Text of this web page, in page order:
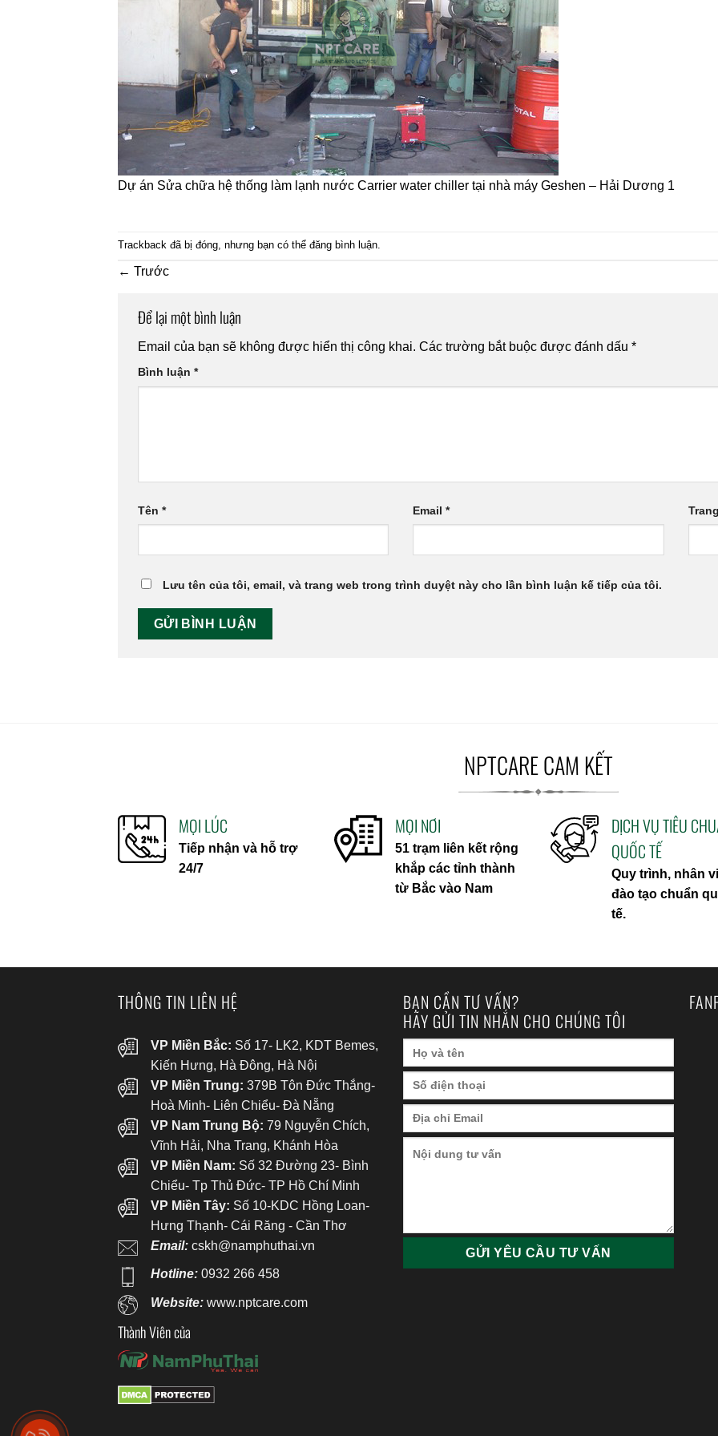
Dự án Sửa chữa hệ thống làm lạnh nước Carrier water chiller tại nhà máy Geshen – Hải Dương 1
Trackback đã bị đóng, nhưng bạn có thể đăng bình luận.
← Trước
Để lại một bình luận
Email của bạn sẽ không được hiển thị công khai. Các trường bắt buộc được đánh dấu *
Bình luận *
Tên * Email*
Lưu tên của tôi, email, và trang web trong trình duyệt này cho lần bình luận kế tiếp của tôi.
NPTCARE CAM KẾT
MỌI LÚC
Tiếp nhận và hỗ trợ
24/7
MỌI NƠI
51 trạm liên kết rộng
khắp các tỉnh thành
từ Bắc vào Nam
DỊCH VỤ TIÊU
QUỐC TẾ
Quy trình, nhân
đào tạo chuẩn
tế.
THÔNG TIN LIÊN HỆ
VP Miền Bắc: Số 17- LK2, KDT Bemes,
Kiến Hưng, Hà Đông, Hà Nội
VP Miền Trung: 379B Tôn Đức Thắng-
Hoà Minh- Liên Chiểu- Đà Nẵng
VP Nam Trung Bộ: 79 Nguyễn Chích,
Vĩnh Hải, Nha Trang, Khánh Hòa
VP Miền Nam: Số 32 Đường 23- Bình
Chiểu- Tp Thủ Đức- TP Hồ Chí Minh
VP Miền Tây: Số 10-KDC Hồng Loan-
Hưng Thạnh- Cái Răng - Cần Thơ
Email: cskh@namphuthai.vn
Hotline: 0932 266 458
Website:www.nptcare.com
Thành Viên của
BẠN CẦN TƯ VẤN?
HÃY GỬI TIN NHẮN CHO CHÚNG TÔI